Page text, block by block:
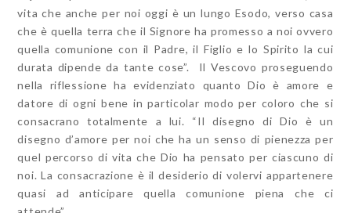
vita che anche per noi oggi è un lungo Esodo, verso casa
che è quella terra che il Signore ha promesso a noi ovvero
quella comunione con il Padre, il Figlio e lo Spirito la cui
durata dipende da tante cose”. Il Vescovo proseguendo
nella riflessione ha evidenziato quanto Dio è amore e
datore di ogni bene in particolar modo per coloro che si
consacrano totalmente a lui. “Il disegno di Dio è un
disegno d’amore per noi che ha un senso di pienezza per
quel percorso di vita che Dio ha pensato per ciascuno di
noi. La consacrazione è il desiderio di volervi appartenere
quasi ad anticipare quella comunione piena che ci